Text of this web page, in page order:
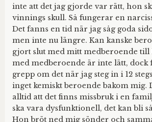
inte att det jag gjorde var rätt, hon
vinnings skull. Så fungerar en
Det fanns en tid när jag såg goda
men inte nu längre. Kan kanske
gjort slut med mitt medberoende till
med medberoende är inte lätt, dock
grepp om det när jag steg in i 12
inget kemiskt beroende bakom mig.
alltid att det finns missbruk i en
ska vara dysfunktionell, det kan bli
Hon bröt ned mig sönder och